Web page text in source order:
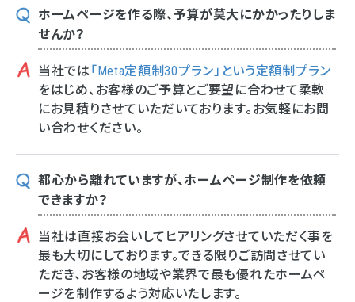
ホームページを作る際、予算が莫大にかかったりしま
せんか？
当社では 「Meta定額制30プラン」という定額制プラン
をはじめ、お客様のご予算とご要望に合わせて柔軟
にお見積りさせていただいております。お気軽にお問
い合わせください。
都心から離れていますが、ホームページ制作を依頼
できますか？
当社は直接お会いしてヒアリングさせていただく事を
最も大切にしております。できる限りご訪問させてい
ただき、お客様の地域や業界で最も優れたホームペ
ージを制作するよう対応いたします。